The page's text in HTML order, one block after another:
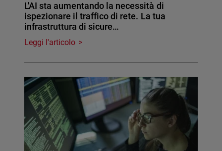
L'AI sta aumentando la necessità di
ispezionare il traffico di rete. La tua
infrastruttura di sicure…
Leggi l'articolo